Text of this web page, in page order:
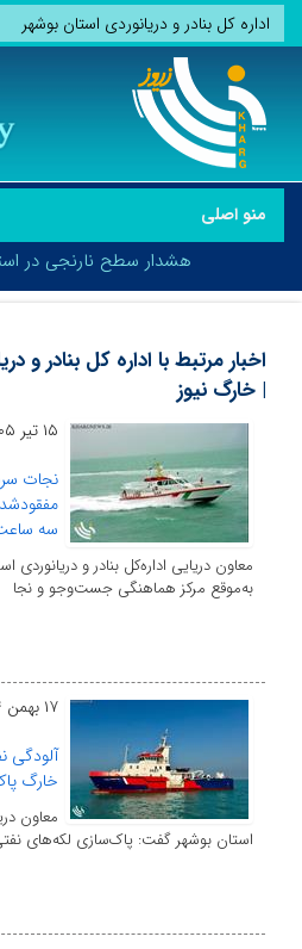
منو اصلی
هشدار سطح نارنجی در
هشدار سطح نارنجی در
اخبار مرتبط با اداره کل بنادر و
| خارگ نیوز
۱۵ تیر ۱۴۰۵ - ۱۱:۳۲
نجات
سه
معاون دریایی اداره‌کل بنادر و دریانوردی
به‌موقع مرکز هماهنگی جست‌وجو و نجا
۱۷ بهمن ۱۴۰۴ - ۱۱:۵۲
آلودگی
خارگ
معاون
استان بوشهر گفت: پاک‌سازی لکه‌های